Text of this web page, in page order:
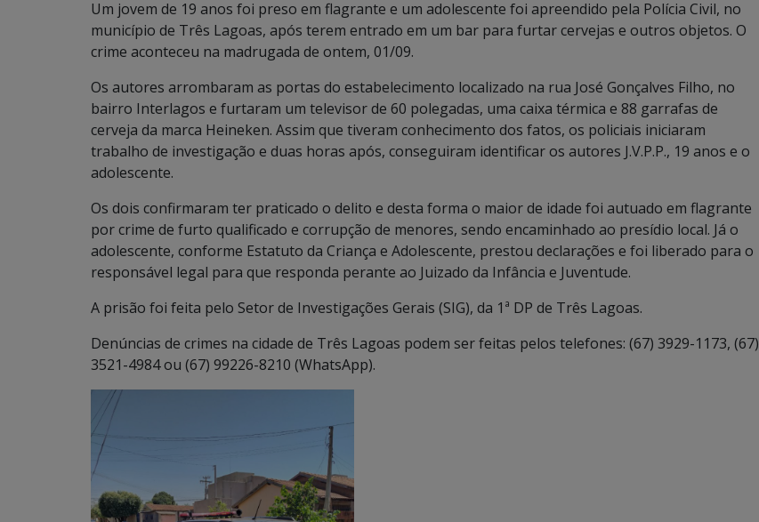
Um jovem de 19 anos foi preso em flagrante e um adolescente foi apreendido pela Polícia Civil, no
município de Três Lagoas, após terem entrado em um bar para furtar cervejas e outros objetos. O
crime aconteceu na madrugada de ontem, 01/09.
Os autores arrombaram as portas do estabelecimento localizado na rua José Gonçalves Filho, no
bairro Interlagos e furtaram um televisor de 60 polegadas, uma caixa térmica e 88 garrafas de
cerveja da marca Heineken. Assim que tiveram conhecimento dos fatos, os policiais iniciaram
trabalho de investigação e duas horas após, conseguiram identificar os autores J.V.P.P., 19 anos e o
adolescente.
Os dois confirmaram ter praticado o delito e desta forma o maior de idade foi autuado em flagrante
por crime de furto qualificado e corrupção de menores, sendo encaminhado ao presídio local. Já o
adolescente, conforme Estatuto da Criança e Adolescente, prestou declarações e foi liberado para o
responsável legal para que responda perante ao Juizado da Infância e Juventude.
A prisão foi feita pelo Setor de Investigações Gerais (SIG), da 1ª DP de Três Lagoas.
Denúncias de crimes na cidade de Três Lagoas podem ser feitas pelos telefones: (67) 3929-1173, (67)
3521-4984 ou (67) 99226-8210 (WhatsApp).